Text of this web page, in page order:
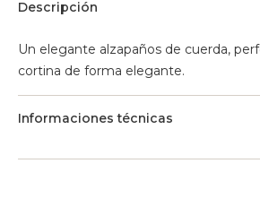
Descripción
Un elegante alzapaños de cuerda,
cortina de forma elegante.
Informaciones técnicas